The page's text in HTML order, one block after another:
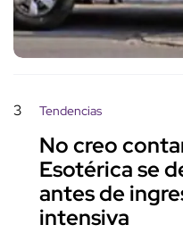
3 Tendencias
No creo
Esotérica se
antes de
intensiva